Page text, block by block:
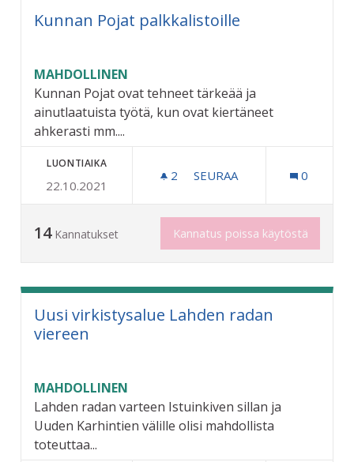
Kunnan Pojat palkkalistoille
MAHDOLLINEN
Kunnan Pojat ovat tehneet tärkeää ja
ainutlaatuista työtä, kun ovat kiertäneet
ahkerasti mm....
LUONTIAIKA
22.10.2021
2 2 SEURAAJAA
SEURAA 0
14 Kannatukset Kannatus poissa käytöstä
Uusi virkistysalue Lahden radan
viereen
MAHDOLLINEN
Lahden radan varteen Istuinkiven sillan ja
Uuden Karhintien välille olisi mahdollista
toteuttaa...